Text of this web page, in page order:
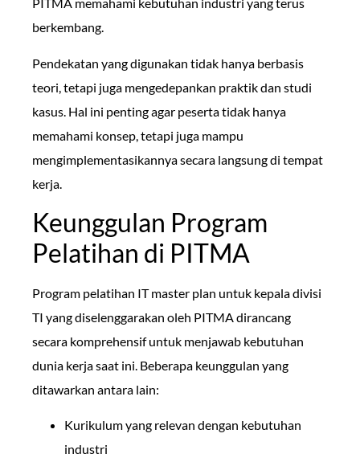
berkembang.
Pendekatan yang digunakan tidak hanya berbasis
teori, tetapi juga mengedepankan praktik dan studi
kasus. Hal ini penting agar peserta tidak hanya
memahami konsep, tetapi juga mampu
mengimplementasikannya secara langsung di tempat
kerja.
Keunggulan Program
Pelatihan di PITMA
Program pelatihan IT master plan untuk kepala divisi
TI yang diselenggarakan oleh PITMA dirancang
secara komprehensif untuk menjawab kebutuhan
dunia kerja saat ini. Beberapa keunggulan yang
ditawarkan antara lain:
Kurikulum yang relevan dengan kebutuhan
industri